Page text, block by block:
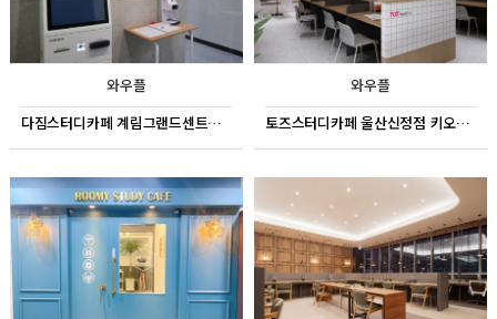
와우플
다짐스터디카페 계림그랜드센트럴점 키오스크
와우플
토즈스터디카페 울산신정점 키오스크